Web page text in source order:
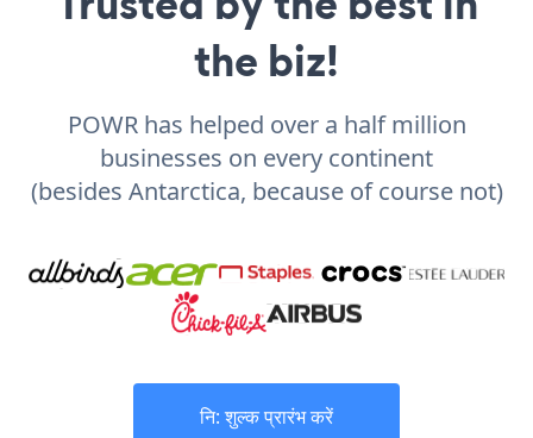
the biz!
POWR has helped over a half million
businesses on every continent
(besides Antarctica, because of course not)
नि: शुल्क प्रारंभ करें